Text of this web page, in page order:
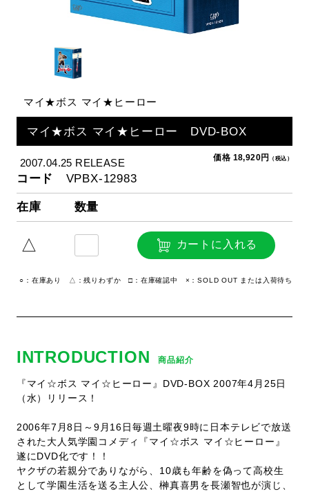
マイ★ボス マイ★ヒーロー
マイ★ボス マイ★ヒーロー DVD-BOX
2007.04.25 RELEASE 価格 18,920円 （税込）
コード VPBX-12983
在庫 数量
△ カートに入れる
○：在庫あり △：残りわずか □：在庫確認中 ×：SOLD OUT または入荷待ち
INTRODUCTION 商品紹介
『マイ☆ボス マイ☆ヒーロー』DVD-BOX 2007年4月25日
（水）リリース！
2006年7月8日～9月16日毎週土曜夜9時に日本テレビで放送
された大人気学園コメディ『マイ☆ボス マイ☆ヒーロー』
遂にDVD化です！！
ヤクザの若親分でありながら、10歳も年齢を偽って高校生
として学園生活を送る主人公、榊真喜男を長瀬智也が演じ、